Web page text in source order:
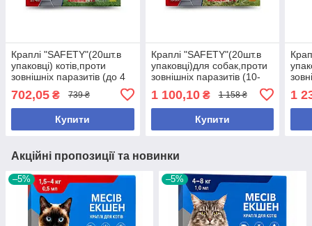
Краплі "SAFETY"(20шт.в
упаковці) котів,проти
зовнішніх паразитів (до 4
наявності
702,05 ₴ 739 ₴
Купити
Краплі "SAFETY"(20шт.в
упаковці)для собак,проти
зовнішніх паразитів (10-
1 100,10₴ 1 158 ₴
Купити
1
Акційні пропозиції та новинки
–5% –5%